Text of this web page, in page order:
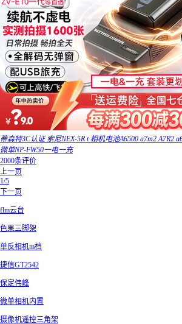
蒂森特3C认证 索尼NEX-5R t 相机电池A6500 a7m2 A7R2
微单NP-FW50一电一充
2000条评价
上一页
1/5
下一页
flm云台
色果三脚架
单反相机m档
捷信GT2542
保定伟峰
微单相机内置
摄像机遥控三角架